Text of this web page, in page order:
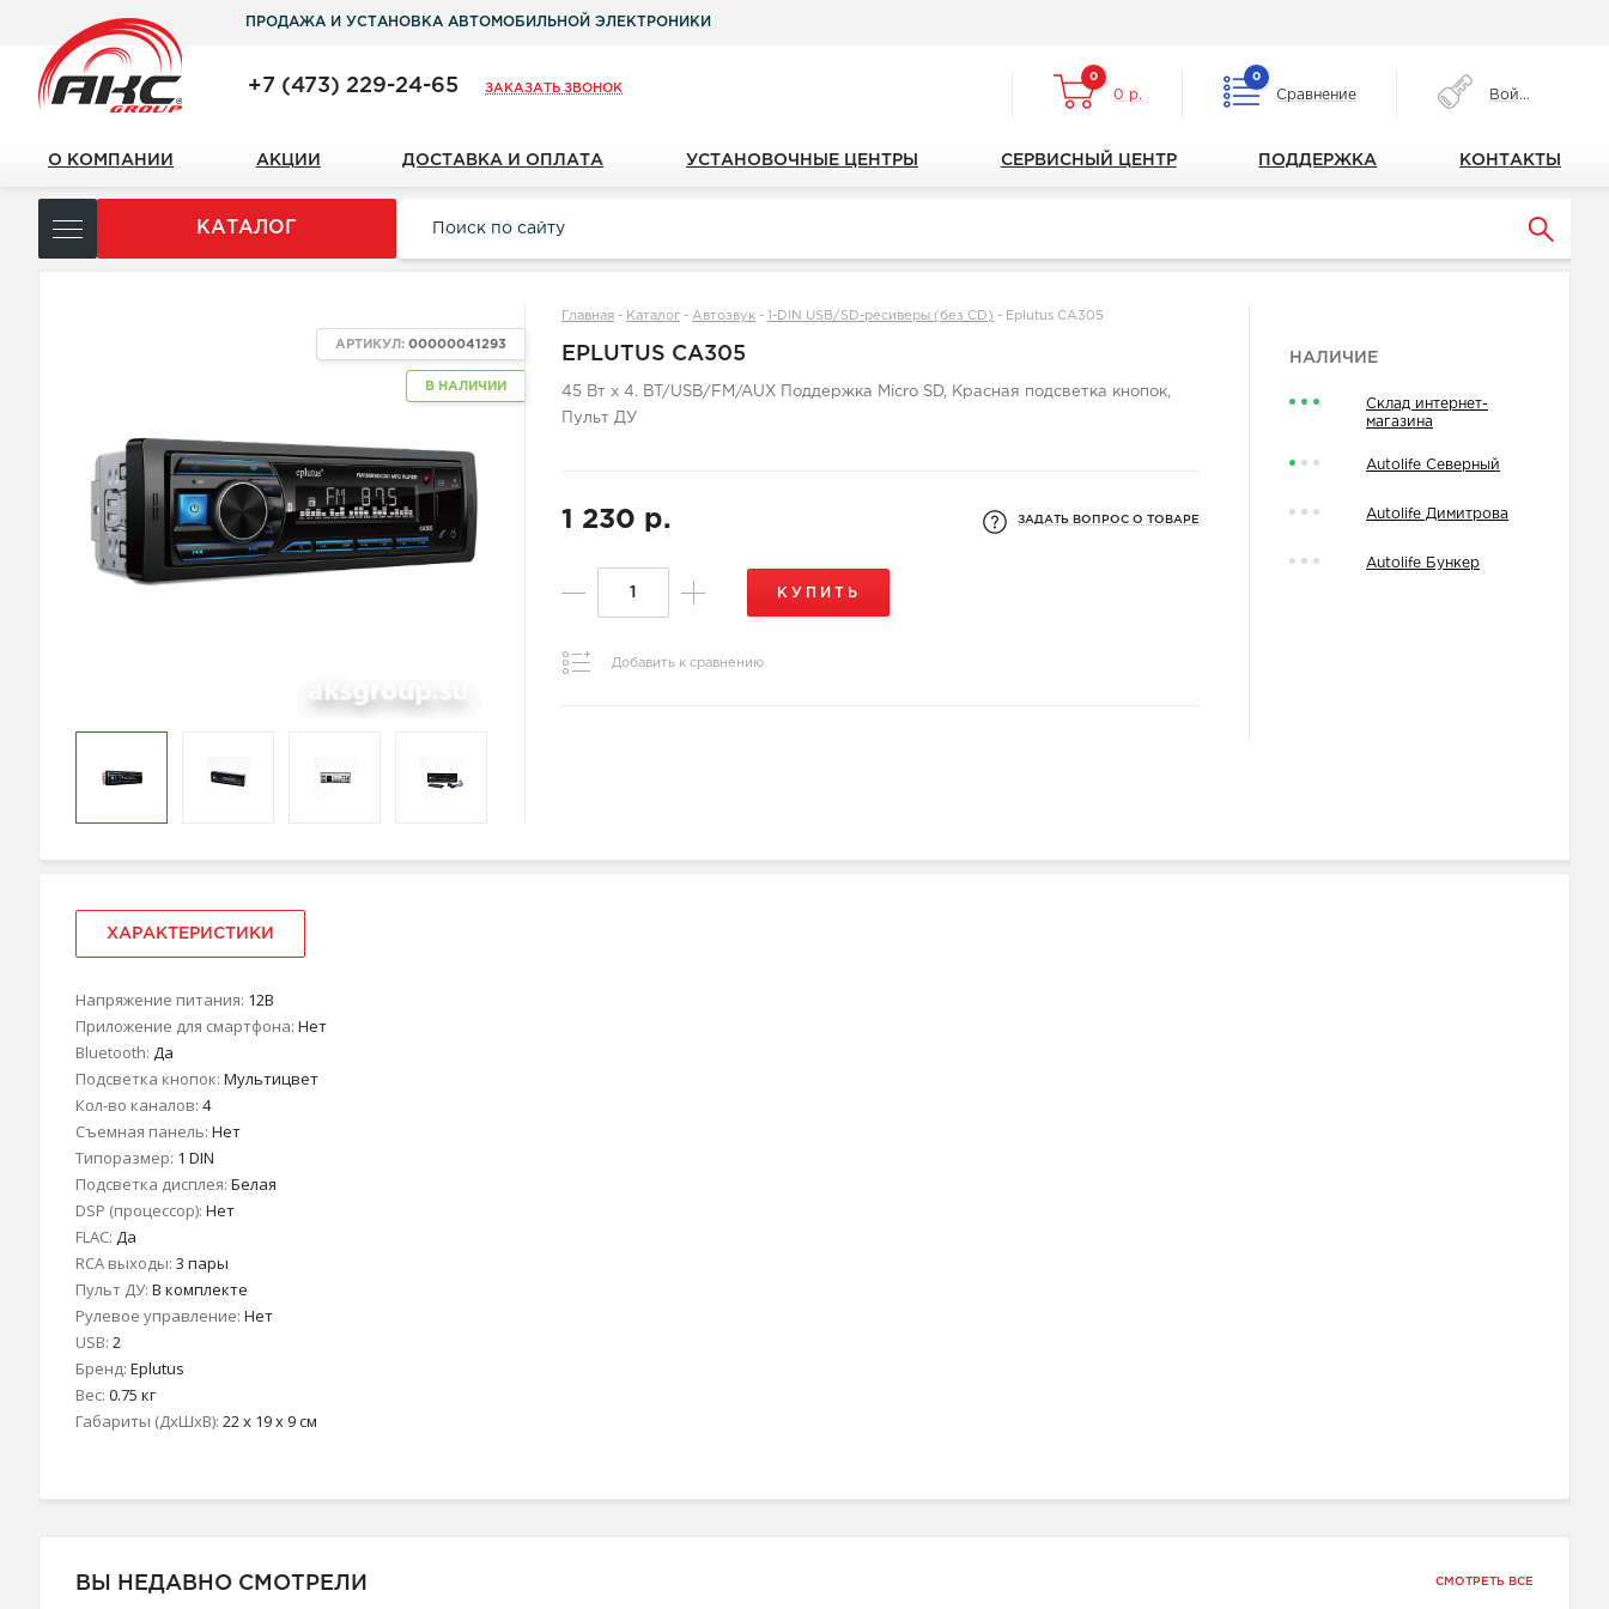
ПРОДАЖА И УСТАНОВКА АВТОМОБИЛЬНОЙ ЭЛЕКТРОНИКИ
+7 (473) 229-24-65 ЗАКАЗАТЬ ЗВОНОК
0
0 р.
0
Сравнение Войти
О КОМПАНИИ АКЦИИ ДОСТАВКА И ОПЛАТА УСТАНОВОЧНЫЕ ЦЕНТРЫ СЕРВИСНЫЙ ЦЕНТР ПОДДЕРЖКА КОНТАКТЫ
КАТАЛОГ
В НАЛИЧИИ
АРТИКУЛ:00000041293
Главная - Каталог -Автозвук - 1-DIN USB/SD-ресиверы (без CD) - Eplutus CA305
EPLUTUS CA305
45 Вт х 4. BT/USB/FM/AUX Поддержка Micro SD, Красная подсветка кнопок,
Пульт ДУ
1 230 р. ЗАДАТЬ ВОПРОС О ТОВАРЕ
КУПИТЬ
Добавить к сравнению
НАЛИЧИЕ
Склад интернет-
магазина
Autolife Северный
Autolife Димитрова
Autolife Бункер
ХАРАКТЕРИСТИКИ
Напряжение питания: 12В
Приложение для смартфона: Нет
Bluetooth: Да
Подсветка кнопок: Мультицвет
Кол-во каналов: 4
Съемная панель: Нет
Типоразмер: 1 DIN
Подсветка дисплея: Белая
DSP (процессор): Нет
FLAC: Да
RCA выходы: 3 пары
Пульт ДУ: В комплекте
Рулевое управление: Нет
USB: 2
Бренд: Eplutus
Вес: 0.75 кг
Габариты (ДхШхВ): 22 x 19 x 9 см
ВЫ НЕДАВНО СМОТРЕЛИ СМОТРЕТЬ ВСЕ